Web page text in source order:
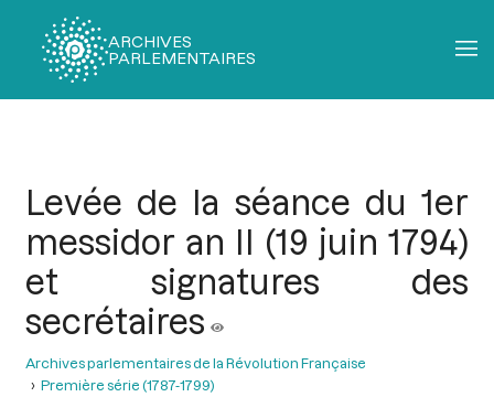
ARCHIVES
PARLEMENTAIRES
Levée de la séance du 1er
messidor an II (19 juin 1794)
et signatures des
secrétaires
Archives parlementaires de la Révolution Française
Première série (1787-1799)